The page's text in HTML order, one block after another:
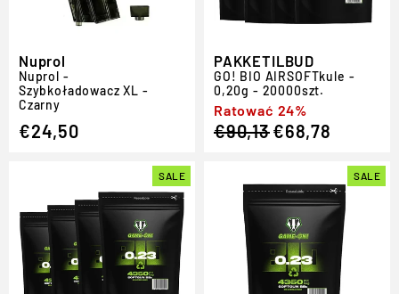
Nuprol
Nuprol -
Szybkoładowacz XL -
Czarny
€24,50
PAKKETILBUD
GO! BIO AIRSOFTkule -
0,20g - 20000szt.
Ratować 24%
Regular
price
€90,13
Sale
price
€68,78
SALE SALE